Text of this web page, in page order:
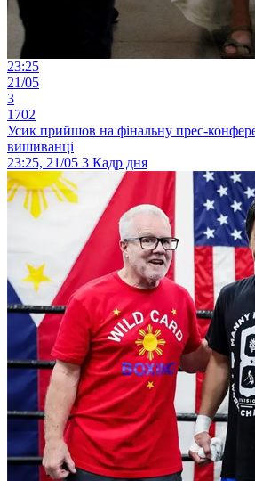
23:25
21/05
3
1702
Усик прийшов на фінальну прес-
вишиванці
23:25, 21/05 3 Кадр дня